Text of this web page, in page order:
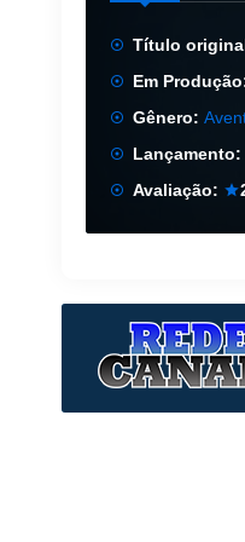
Título
Em
Gênero:
Lançamento:
Avaliação: